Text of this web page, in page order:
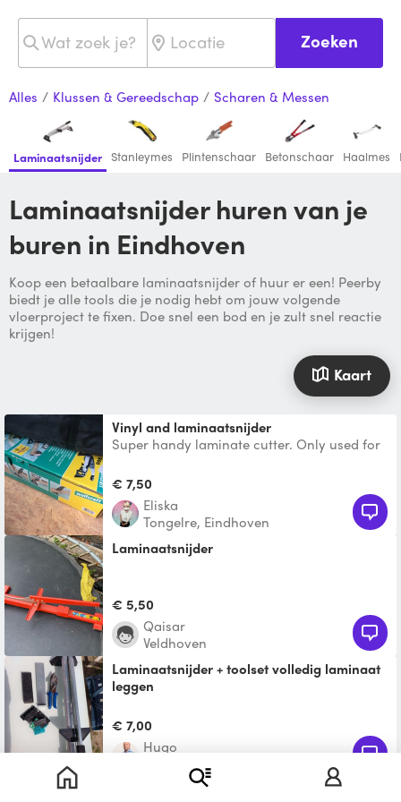
Zoeken
Alles / Klussen & Gereedschap / Scharen & Messen
Laminaatsnijder Stanleymes Plintenschaar Betonschaar Haalmes
Laminaatsnijder huren van je
buren in Eindhoven
Koop een betaalbare laminaatsnijder of huur er een! Peerby
biedt je alle tools die je nodig hebt om jouw volgende
vloerproject te fixen. Doe snel een bod en je zult snel reactie
krijgen!
Kaart
vinyl and laminaatsnijder
Super handy laminate cutter. Only used for
press but it
€ 7,50
Eliska
Tongelre, Eindhoven
Laminaatsnijder
€ 5,50
Qaisar
Veldhoven
Laminaatsnijder + toolset volledig laminaat
leggen
€ 7,00
Hugo
Tongelre, Eindhoven
Schuim snijder foam cutter